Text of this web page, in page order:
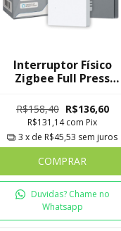
Interruptor Físico
Zigbee Full Press
Botões
R$158,40 R$136,60
R$131,14com Pix
3 x de R$45,53 sem juros
COMPRAR
Duvidas? Chame no
Whatsapp